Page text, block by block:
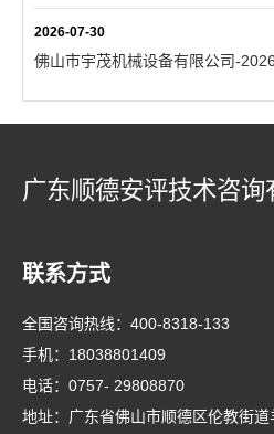
2026-07-30
佛山市宇茂机械设备有限公司-
广东顺德安评技术咨询
联系方式
全国咨询热线： 400-8318-133
手机： 18038801409
电话： 0757- 29808870
地址：广东省佛山市顺德区伦教街